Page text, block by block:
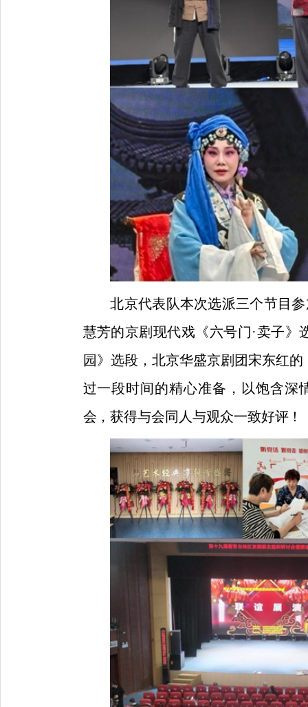
北京代表队本次选派三个节目
慧芳的京剧现代戏《六号门·卖子》
园》选段，北京华盛京剧团宋东红
过一段时间的精心准备，以饱含深
会，获得与会同人与观众一致好评！